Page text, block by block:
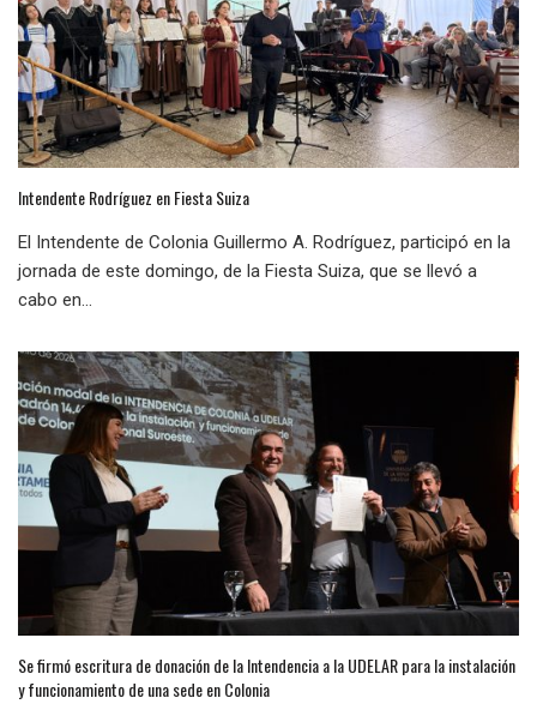
Intendente Rodríguez en Fiesta Suiza
El Intendente de Colonia Guillermo A. Rodríguez, participó en la
jornada de este domingo, de la Fiesta Suiza, que se llevó a
cabo en...
Se firmó escritura de donación de la Intendencia a la UDELAR para la instalación
y funcionamiento de una sede en Colonia